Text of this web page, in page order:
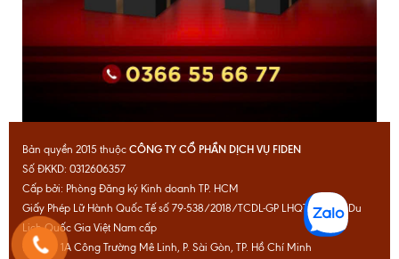
Bản quyền 2015 thuộc CÔNG TY CỔ PHẦN DỊCH VỤ FIDEN
Số ĐKKD: 0312606357
Cấp bởi: Phòng Đăng ký Kinh doanh TP. HCM
Giấy Phép Lữ Hành Quốc Tế số 79-538/2018/TCDL-GP LHQT do Cục Du
Lịch Quốc Gia Việt Nam cấp
Địa chỉ: 1A Công Trường Mê Linh, P. Sài Gòn, TP. Hồ Chí Minh